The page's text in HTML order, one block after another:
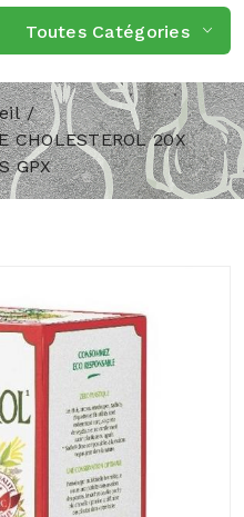
Toutes Catégories
CHOLESTEROL 20X
GPX